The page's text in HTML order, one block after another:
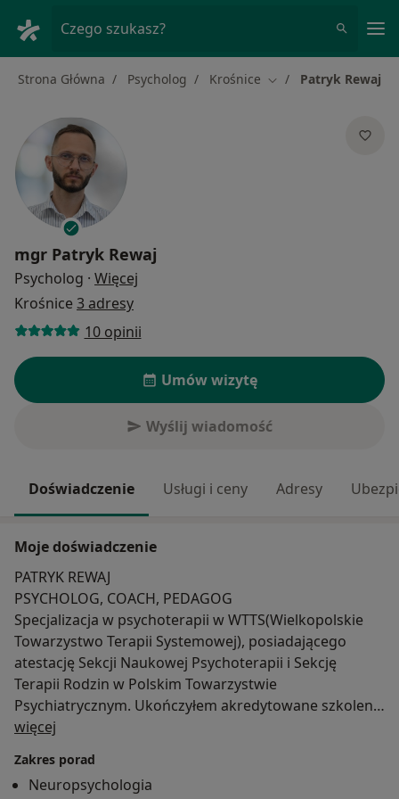
Czego szukasz?
Strona Główna Psycholog Krośnice Zmień miasto
Patryk Rewaj
mgr Patryk Rewaj
Psycholog · Więcej
Krośnice 3 adresy
10 opinii
Umów wizytę
Wyślij wiadomość
Doświadczenie Usługi i ceny Adresy
Moje doświadczenie
PATRYK REWAJ
PSYCHOLOG, COACH, PEDAGOG
Specjalizacja w psychoterapii w WTTS(Wielkopolskie
Towarzystwo Terapii Systemowej), posiadającego
atestację Sekcji Naukowej Psychoterapii i Sekcję
Terapii Rodzin w Polskim Towarzystwie
Psychiatrycznym. Ukończyłem akredytowane szkolenie
Terapii Schematów oraz Core Training ISTDP – Kurs
Dynamicznej.
Jako psycholog proponuję PSYCHOEDUKACJĘ, która
więcej
Zakres porad
Neuropsychologia